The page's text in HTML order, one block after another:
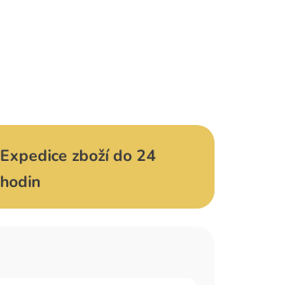
Expedice zboží do 24
hodin